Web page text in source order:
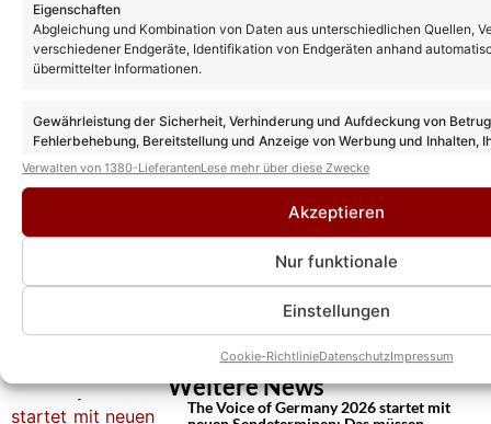
Eigenschaften
Abgleichung und Kombination von Daten aus unterschiedlichen Quellen,
verschiedener Endgeräte, Identifikation von Endgeräten anhand
übermittelter Informationen.
Gewährleistung der Sicherheit, Verhinderung und Aufdeckung von
Fehlerbehebung, Bereitstellung und Anzeige von Werbung und Inhalten,
Entscheidungen zum Datenschutz speichern und übermitteln.
Verwalten von 1380-LieferantenLese mehr über diese Zwecke
Akzeptieren
Nur funktionale
Einstellungen
Cookie-RichtlinieDatenschutzImpressum
Weitere News
The Voice of Germany 2026 startet mit